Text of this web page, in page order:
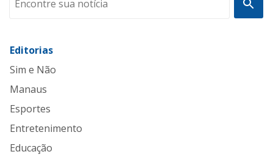
Editorias
Sim e Não
Manaus
Esportes
Entretenimento
Educação